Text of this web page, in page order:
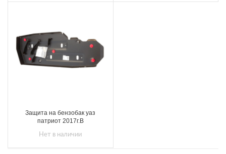
Защита на бензобак уаз
патриот 2017г.В
Нет в наличии